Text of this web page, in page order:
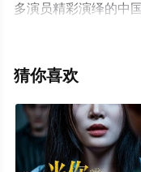
多演员精彩演绎的中
（全36集），免费观
剧情网等平台了解。
猜你喜欢